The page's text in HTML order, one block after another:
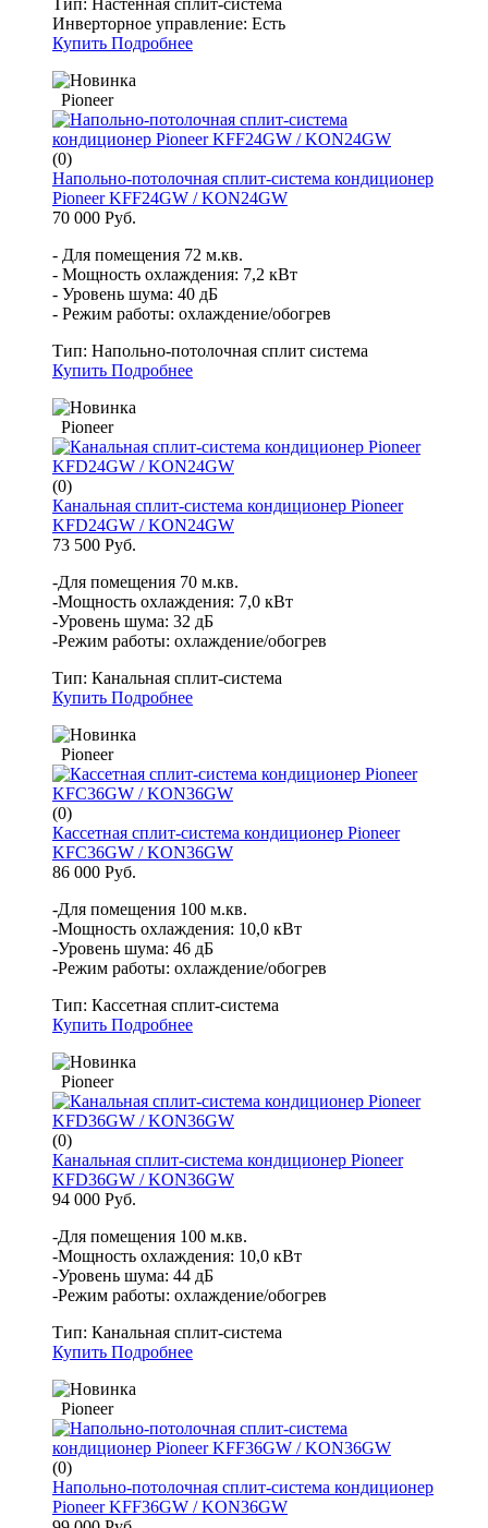
Тип: Настенная сплит-система
Инверторное управление: Есть
Купить Подробнее
Pioneer
(0)
Напольно-потолочная сплит-система кондиционер
Pioneer KFF24GW / KON24GW
70 000 Руб.
- Для помещения 72 м.кв.
- Мощность охлаждения: 7,2 кВт
- Уровень шума: 40 дБ
- Режим работы: охлаждение/обогрев
Тип: Напольно-потолочная сплит система
Купить Подробнее
Pioneer
(0)
Канальная сплит-система кондиционер Pioneer
KFD24GW / KON24GW
73 500 Руб.
-Для помещения 70 м.кв.
-Мощность охлаждения: 7,0 кВт
-Уровень шума: 32 дБ
-Режим работы: охлаждение/обогрев
Тип: Канальная сплит-система
Купить Подробнее
Pioneer
(0)
Кассетная сплит-система кондиционер Pioneer
KFC36GW / KON36GW
86 000 Руб.
-Для помещения 100 м.кв.
-Мощность охлаждения: 10,0 кВт
-Уровень шума: 46 дБ
-Режим работы: охлаждение/обогрев
Тип: Кассетная сплит-система
Купить Подробнее
Pioneer
(0)
Канальная сплит-система кондиционер Pioneer
KFD36GW / KON36GW
94 000 Руб.
-Для помещения 100 м.кв.
-Мощность охлаждения: 10,0 кВт
-Уровень шума: 44 дБ
-Режим работы: охлаждение/обогрев
Тип: Канальная сплит-система
Купить Подробнее
Pioneer
(0)
Напольно-потолочная сплит-система кондиционер
Pioneer KFF36GW / KON36GW